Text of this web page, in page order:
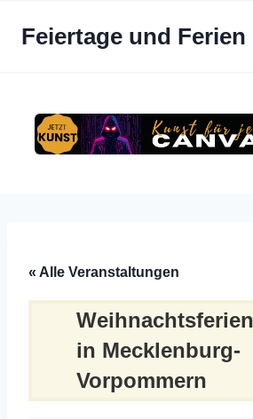
InhaltFeiertage und Ferien
« Alle Veranstaltungen
in Mecklenburg-
Vorpommern